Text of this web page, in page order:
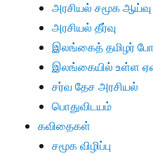
அரசியல் சமூக ஆய்வு
அரசியல் தீர்வு
இலங்கைத் தமிழர்
இலங்கையில் உள்ள
சர்வ தேச அரசியல்
பொதுவிடயம்
கவிதைகள்
சமூக விழிப்பு